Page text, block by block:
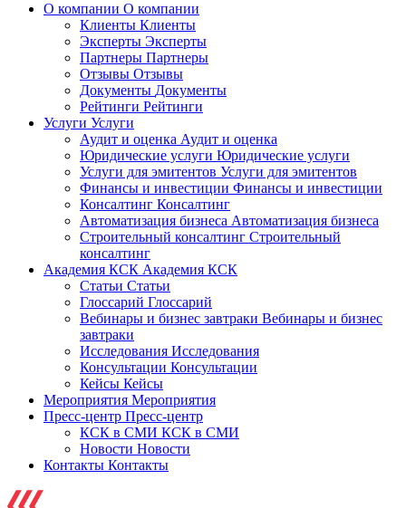
О компании О компании
Клиенты Клиенты
Эксперты Эксперты
Партнеры Партнеры
Отзывы Отзывы
Документы Документы
Рейтинги Рейтинги
Услуги Услуги
Аудит и оценка Аудит и оценка
Юридические услуги Юридические услуги
Услуги для эмитентов Услуги для эмитентов
Финансы и инвестиции Финансы и инвестиции
Консалтинг Консалтинг
Автоматизация бизнеса Автоматизация бизнеса
Строительный консалтинг Строительный
консалтинг
Академия КСК Академия КСК
Статьи Статьи
Глоссарий Глоссарий
Вебинары и бизнес завтраки Вебинары и бизнес
завтраки
Исследования Исследования
Консультации Консультации
Кейсы Кейсы
Мероприятия Мероприятия
Пресс-центр Пресс-центр
КСК в СМИ КСК в СМИ
Новости Новости
Контакты Контакты